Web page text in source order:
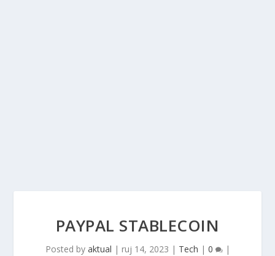
PAYPAL STABLECOIN
Posted by aktual | ruj 14, 2023 | Tech | 0 |